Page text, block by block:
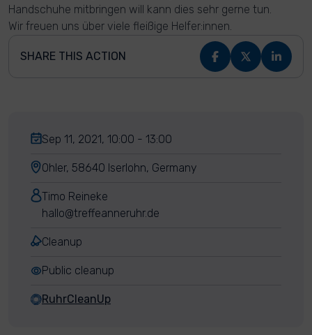
Handschuhe mitbringen will kann dies sehr gerne tun.
Wir freuen uns über viele fleißige Helfer:innen.
SHARE THIS ACTION
Sep 11, 2021, 10:00 - 13:00
Ohler, 58640 Iserlohn, Germany
Timo Reineke
hallo@treffeanneruhr.de
Cleanup
Public cleanup
RuhrCleanUp